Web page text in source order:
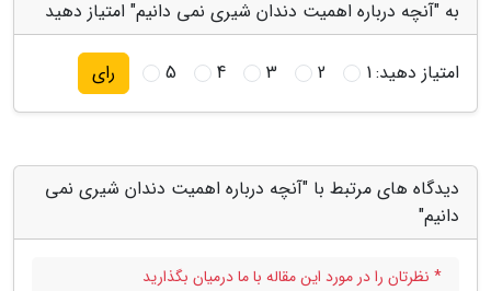
به "آنچه درباره اهمیت دندان شیری نمی دانیم" امتیاز دهید
امتیاز دهید:1
2
3
4
5 رای
دیدگاه های مرتبط با "آنچه درباره اهمیت دندان شیری نمی
دانیم"
* نظرتان را در مورد این مقاله با ما درمیان بگذارید